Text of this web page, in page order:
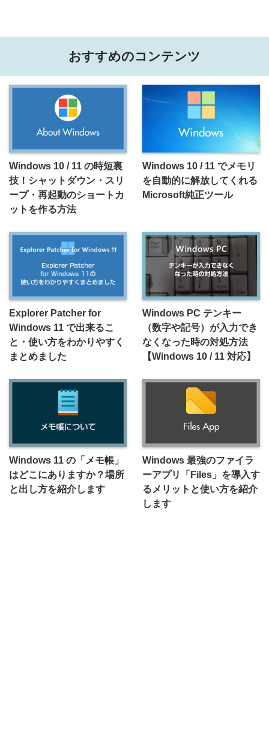
おすすめのコンテンツ
Windows 10 / 11 の時短裏
技！シャットダウン・スリ
ープ・再起動のショートカ
ットを作る方法
Windows 10 / 11 でメモリ
を自動的に解放してくれる
Microsoft純正ツール
Explorer Patcher for
Windows 11 で出来るこ
と・使い方をわかりやすく
まとめました
Windows PC テンキー
（数字や記号）が入力でき
なくなった時の対処方法
【Windows 10 / 11 対応】
Windows 11 の「メモ帳」
はどこにありますか？場所
と出し方を紹介します
Windows 最強のファイラ
ーアプリ「Files」を導入す
るメリットと使い方を紹介
します